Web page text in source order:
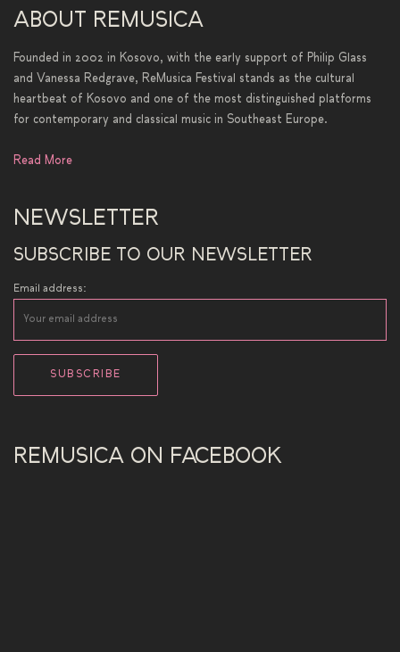
ABOUT REMUSICA
Founded in 2002 in Kosovo, with the early support of Philip Glass
and Vanessa Redgrave, ReMusica Festival stands as the cultural
heartbeat of Kosovo and one of the most distinguished platforms
for contemporary and classical music in Southeast Europe.
Read More
NEWSLETTER
SUBSCRIBE TO OUR NEWSLETTER
Email address:
REMUSICA ON FACEBOOK